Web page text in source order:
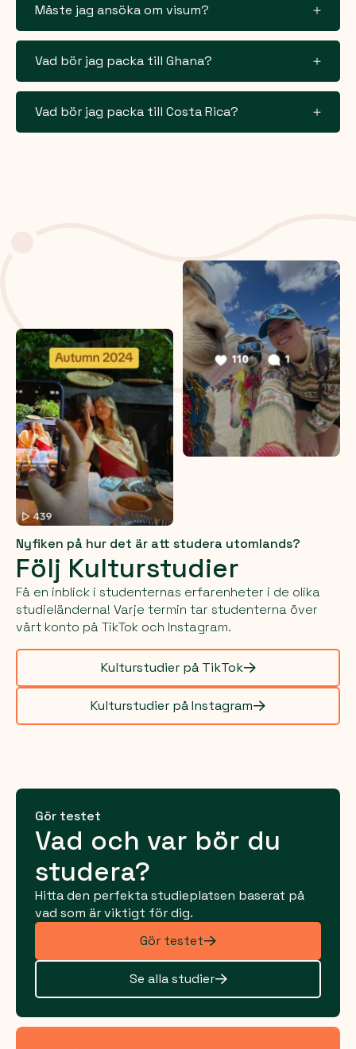
Måste jag ansöka om visum?
Vad bör jag packa till Ghana?
Vad bör jag packa till Costa Rica?
Nyfiken på hur det är att studera utomlands?
Följ Kulturstudier
Få en inblick i studenternas erfarenheter i de olika
studieländerna! Varje termin tar studenterna över
vårt konto på TikTok och Instagram.
Kulturstudier på TikTok
Kulturstudier på Instagram
Gör testet
Vad och var bör du
studera?
Hitta den perfekta studieplatsen baserat på
vad som är viktigt för dig.
Gör testet
Se alla studier